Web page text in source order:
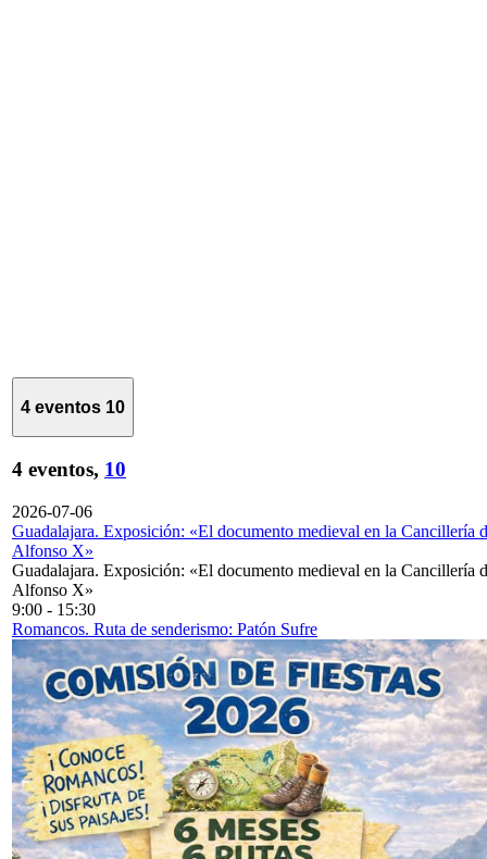
4 eventos 10
4 eventos, 10
2026-07-06
Guadalajara. Exposición: «El documento medieval en la Cancillería
Alfonso X»
Guadalajara. Exposición: «El documento medieval en la Cancillería
Alfonso X»
9:00 - 15:30
Romancos. Ruta de senderismo: Patón Sufre